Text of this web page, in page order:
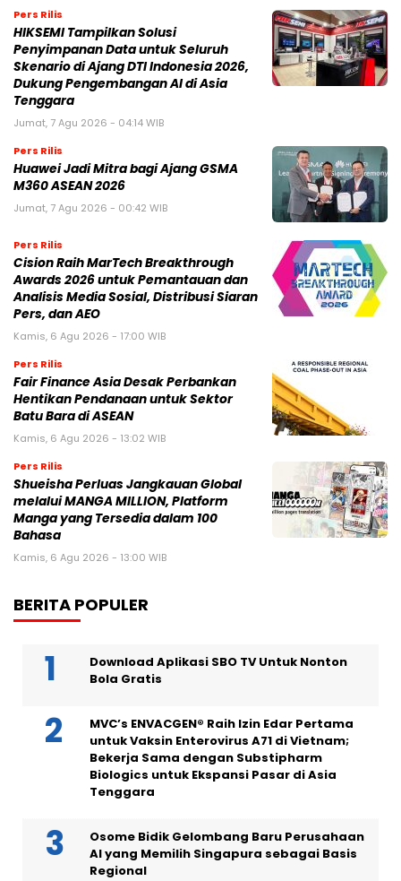
Pers Rilis
HIKSEMI Tampilkan Solusi
Penyimpanan Data untuk Seluruh
Skenario di Ajang DTI Indonesia 2026,
Dukung Pengembangan AI di Asia
Tenggara
Jumat, 7 Agu 2026 - 04:14 WIB
Pers Rilis
Huawei Jadi Mitra bagi Ajang GSMA
M360 ASEAN 2026
Jumat, 7 Agu 2026 - 00:42 WIB
Pers Rilis
Cision Raih MarTech Breakthrough
Awards 2026 untuk Pemantauan dan
Analisis Media Sosial, Distribusi Siaran
Pers, dan AEO
Kamis, 6 Agu 2026 - 17:00 WIB
Pers Rilis
Fair Finance Asia Desak Perbankan
Hentikan Pendanaan untuk Sektor
Batu Bara di ASEAN
Kamis, 6 Agu 2026 - 13:02 WIB
Pers Rilis
Shueisha Perluas Jangkauan Global
melalui MANGA MILLION, Platform
Manga yang Tersedia dalam 100
Bahasa
Kamis, 6 Agu 2026 - 13:00 WIB
BERITA POPULER
Download Aplikasi SBO TV Untuk Nonton
Bola Gratis
MVC’s ENVACGEN® Raih Izin Edar Pertama
untuk Vaksin Enterovirus A71 di Vietnam;
Bekerja Sama dengan Substipharm
Biologics untuk Ekspansi Pasar di Asia
Tenggara
Osome Bidik Gelombang Baru Perusahaan
AI yang Memilih Singapura sebagai Basis
Regional